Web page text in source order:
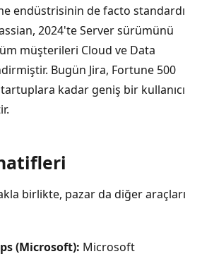
endüstrisinin de facto standardı
2024'te Server sürümünü
müşterileri Cloud ve Data
Bugün Jira, Fortune 500
kadar geniş bir kullanıcı
birlikte, pazar da diğer araçları
(Microsoft): Microsoft